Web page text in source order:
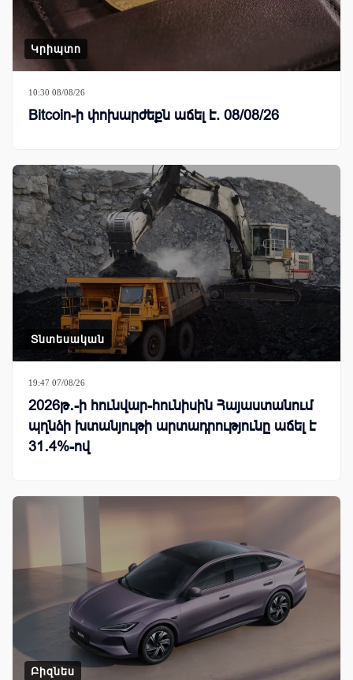
Կրիպտո
10:30 08/08/26
Bitcoin-ի փոխարժեքն աճել է. 08/08/26
Տնտեսական
19:47 07/08/26
2026թ․-ի հունվար-հունիսին Հայաստանում
պղնձի խտանյութի արտադրությունը աճել է
31․4%-ով
Բիզնես